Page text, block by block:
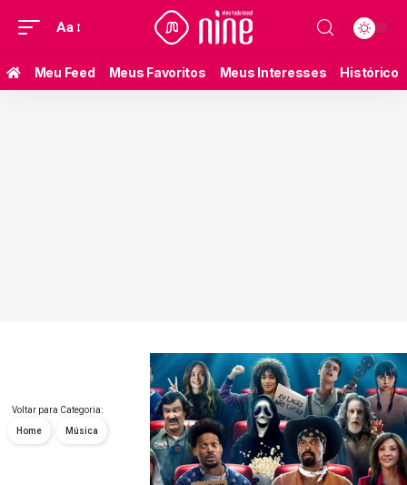
Aa
Meu Feed Meus Favoritos Meus Interesses Histórico
Voltar para Categoria:
Home Música